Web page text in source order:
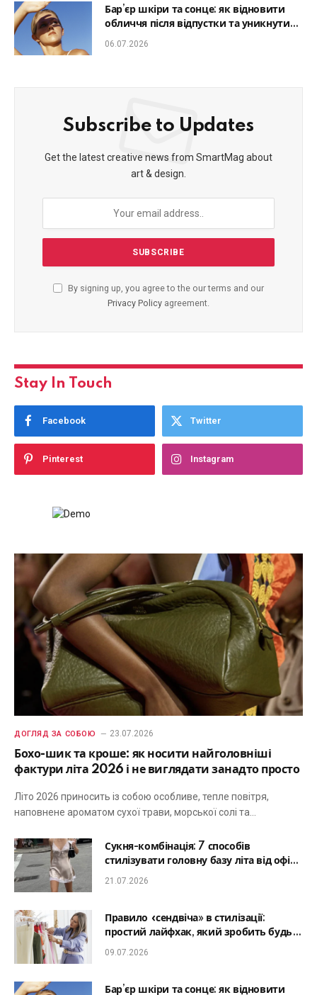
Бар’єр шкіри та сонце: як відновити
обличчя після відпустки та уникнути
фотостаріння
06.07.2026
Subscribe to Updates
Get the latest creative news from SmartMag about
art & design.
By signing up, you agree to the our terms and our
Privacy Policy agreement.
Stay In Touch
Facebook Twitter
Pinterest Instagram
ДОГЛЯД ЗА СОБОЮ 23.07.2026
Бохо-шик та кроше: як носити найголовніші
фактури літа 2026 і не виглядати занадто просто
Літо 2026 приносить із собою особливе, тепле повітря,
наповнене ароматом сухої трави, морської солі та…
Сукня-комбінація: 7 способів
стилізувати головну базу літа від офісу
до романтичної вечері
21.07.2026
Правило «сендвіча» в стилізації:
простий лайфхак, який зробить будь-
який образ гармонійним
09.07.2026
Бар’єр шкіри та сонце: як відновити